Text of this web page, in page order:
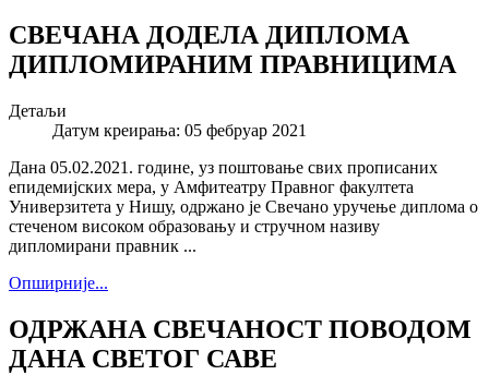
СВЕЧАНА ДОДЕЛА ДИПЛОМА
ДИПЛОМИРАНИМ ПРАВНИЦИМА
Детаљи
Датум креирања: 05 фебруар 2021
Дана 05.02.2021. године, уз поштовање свих прописаних
епидемијских мера, у Амфитеатру Правног факултета
Универзитета у Нишу, одржано је Свечано уручење диплома о
стеченом високом образовању и стручном називу
дипломирани правник ...
Опширније...
ОДРЖАНА СВЕЧАНОСТ ПОВОДОМ
ДАНА СВЕТОГ САВЕ